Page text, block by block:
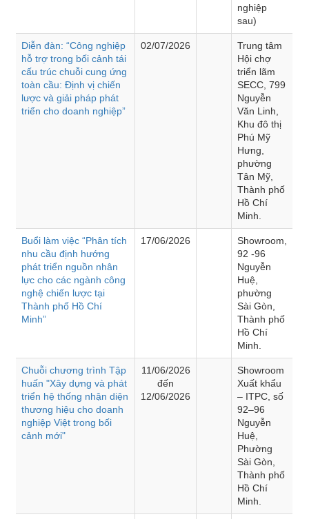
nghiệp
sau)
Diễn đàn: “Công nghiệp
hỗ trợ trong bối cảnh tái
cấu trúc chuỗi cung ứng
toàn cầu: Định vị chiến
lược và giải pháp phát
triển cho doanh nghiệp”
02/07/2026
Trung tâm
Hội chợ
triển lãm
SECC, 799
Nguyễn
Văn Linh,
Khu đô thị
Phú Mỹ
Hưng,
phường
Tân Mỹ,
Thành phố
Hồ Chí
Minh.
Buổi làm việc “Phân tích
nhu cầu định hướng
phát triển nguồn nhân
lực cho các ngành công
nghệ chiến lược tại
Thành phố Hồ Chí
Minh”
17/06/2026
Showroom,
92 -96
Nguyễn
Huệ,
phường
Sài Gòn,
Thành phố
Hồ Chí
Minh.
Chuỗi chương trình Tập
huấn "Xây dựng và phát
triển hệ thống nhận diện
thương hiệu cho doanh
nghiệp Việt trong bối
cảnh mới"
11/06/2026
đến
12/06/2026
Showroom
Xuất khẩu
– ITPC, số
92–96
Nguyễn
Huệ,
Phường
Sài Gòn,
Thành phố
Hồ Chí
Minh.